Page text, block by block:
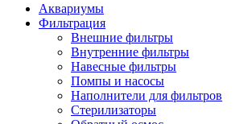
Аквариумы
Фильтрация
Внешние фильтры
Внутренние фильтры
Навесные фильтры
Помпы и насосы
Наполнители для фильтров
Стерилизаторы